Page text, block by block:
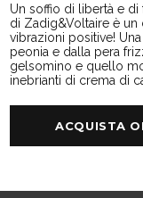
Un soffio di libertà e
di Zadig&Voltaire è
vibrazioni positive!
peonia e dalla pera
gelsomino e quello
inebrianti di crema di
ACQUISTA